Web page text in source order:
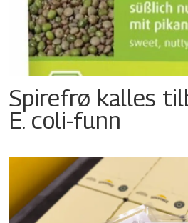
Spirefrø kalles
E. coli-funn